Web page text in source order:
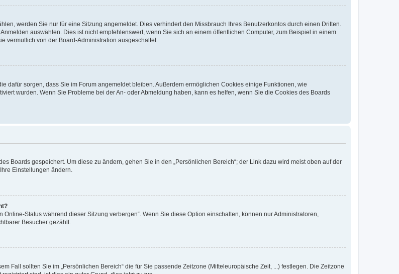
werden Sie nur für eine Sitzung angemeldet. Dies verhindert den Missbrauch Ihres Benutzerkontos durch einen Dritten.
auswählen. Dies ist nicht empfehlenswert, wenn Sie sich an einem öffentlichen Computer, zum Beispiel in einem
vermutlich von der Board-Administration ausgeschaltet.
dafür sorgen, dass Sie im Forum angemeldet bleiben. Außerdem ermöglichen Cookies einige Funktionen, wie
wurden. Wenn Sie Probleme bei der An- oder Abmeldung haben, kann es helfen, wenn Sie die Cookies des Boards
Boards gespeichert. Um diese zu ändern, gehen Sie in den „Persönlichen Bereich“; der Link dazu wird meist oben auf der
Einstellungen ändern.
Status während dieser Sitzung verbergen“. Wenn Sie diese Option einschalten, können nur Administratoren,
Besucher gezählt.
Fall sollten Sie im „Persönlichen Bereich“ die für Sie passende Zeitzone (Mitteleuropäische Zeit, ...) festlegen. Die Zeitzone